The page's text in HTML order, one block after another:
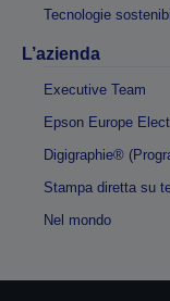
Tecnologie
L’azienda
Executive Team
Epson Europe
Digigraphie®
Stampa diretta su
Nel mondo